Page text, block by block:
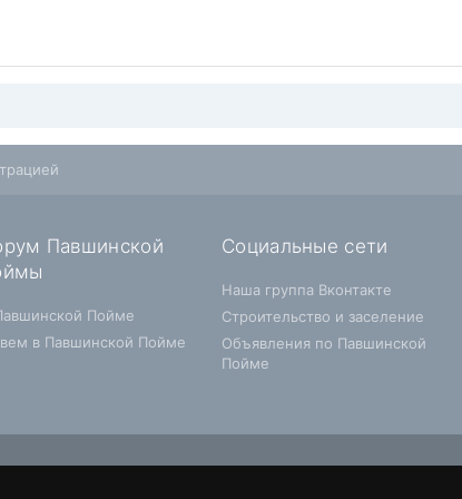
Павшинской
Пойме
в Павшинской Пойме
Социальные сети
Наша группа Вконтакте
Строительство и заселение
Объявления по Павшинской
Пойме